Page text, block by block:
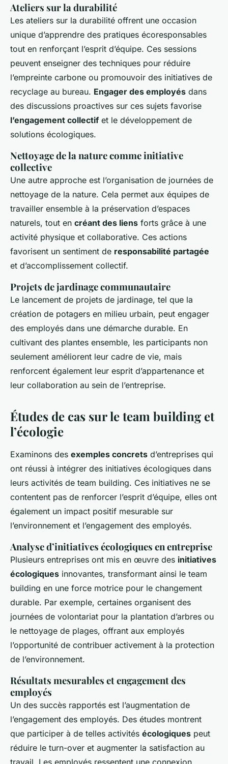
Ateliers sur la durabilité
Les ateliers sur la durabilité offrent une occasion
unique d’apprendre des pratiques écoresponsables
tout en renforçant l’esprit d’équipe. Ces sessions
peuvent enseigner des techniques pour réduire
l’empreinte carbone ou promouvoir des initiatives de
recyclage au bureau. Engager des employés dans
des discussions proactives sur ces sujets favorise
l’engagement collectifet le développement de
solutions écologiques.
Nettoyage de la nature comme initiative
collective
Une autre approche est l’organisation de journées de
nettoyage de la nature. Cela permet aux équipes de
travailler ensemble à la préservation d’espaces
naturels, tout en créant des liens forts grâce à une
activité physique et collaborative. Ces actions
favorisent un sentiment de responsabilité partagée
et d’accomplissement collectif.
Projets de jardinage communautaire
Le lancement de projets de jardinage, tel que la
création de potagers en milieu urbain, peut engager
des employés dans une démarche durable. En
cultivant des plantes ensemble, les participants non
seulement améliorent leur cadre de vie, mais
renforcent également leur esprit d’appartenance et
leur collaboration au sein de l’entreprise.
Études de cas sur le team building et
l’écologie
Examinons des exemples concrets d’entreprises qui
ont réussi à intégrer des initiatives écologiques dans
leurs activités de team building. Ces initiatives ne se
contentent pas de renforcer l’esprit d’équipe, elles ont
également un impact positif mesurable sur
l’environnement et l’engagement des employés.
Analyse d’initiatives écologiques en entreprise
Plusieurs entreprises ont mis en œuvre des initiatives
écologiques innovantes, transformant ainsi le team
building en une force motrice pour le changement
durable. Par exemple, certaines organisent des
journées de volontariat pour la plantation d’arbres ou
le nettoyage de plages, offrant aux employés
l’opportunité de contribuer activement à la protection
de l’environnement.
Résultats mesurables et engagement des
employés
Un des succès rapportés est l’augmentation de
l’engagement des employés. Des études montrent
que participer à de telles activités écologiques peut
réduire le turn-over et augmenter la satisfaction au
travail. Les employés ressentent une connexion